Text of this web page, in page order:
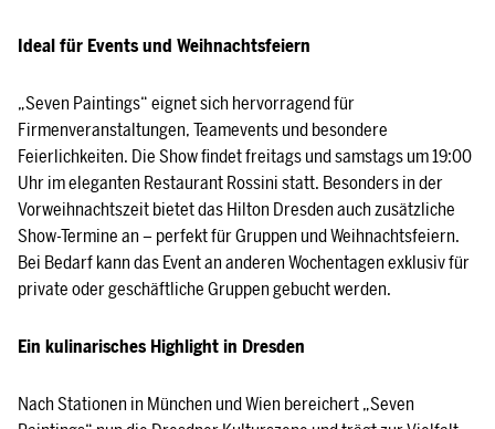
Ideal für Events und Weihnachtsfeiern
„Seven Paintings“ eignet sich hervorragend für
Firmenveranstaltungen, Teamevents und besondere
Feierlichkeiten. Die Show findet freitags und samstags um 19:00
Uhr im eleganten Restaurant Rossini statt. Besonders in der
Vorweihnachtszeit bietet das Hilton Dresden auch zusätzliche
Show-Termine an – perfekt für Gruppen und Weihnachtsfeiern.
Bei Bedarf kann das Event an anderen Wochentagen exklusiv für
private oder geschäftliche Gruppen gebucht werden.
Ein kulinarisches Highlight in Dresden
Nach Stationen in München und Wien bereichert „Seven